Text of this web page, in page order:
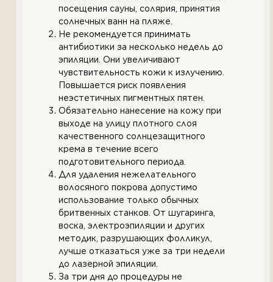
посещения сауны, солярия, принятия
солнечных ванн на пляже.
Не рекомендуется принимать
антибиотики за несколько недель до
эпиляции. Они увеличивают
чувствительность кожи к излучению.
Повышается риск появления
неэстетичных пигментных пятен.
Обязательно нанесение на кожу при
выходе на улицу плотного слоя
качественного солнцезащитного
крема в течение всего
подготовительного периода.
Для удаления нежелательного
волосяного покрова допустимо
использование только обычных
бритвенных станков. От шугаринга,
воска, электроэпиляции и других
методик, разрушающих фолликул,
лучше отказаться уже за три недели
до лазерной эпиляции.
За три дня до процедуры не